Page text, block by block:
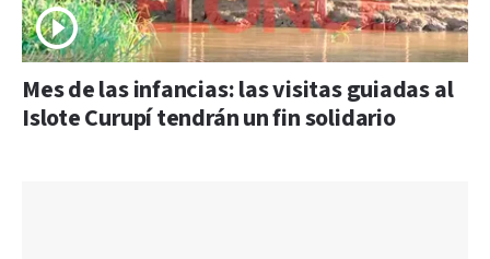
Mes de las infancias: las visitas guiadas al
Islote Curupí tendrán un fin solidario